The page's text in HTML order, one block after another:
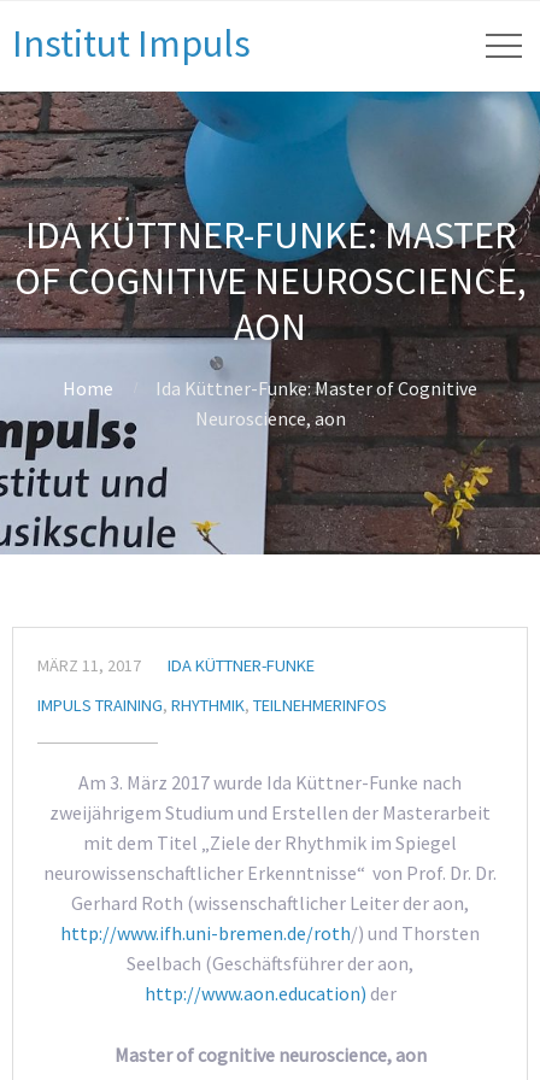
Institut Impuls
IDA KÜTTNER-FUNKE: MASTER
OF COGNITIVE NEUROSCIENCE,
AON
Home
Ida Küttner-Funke: Master of Cognitive
Neuroscience, aon
MÄRZ 11, 2017
IDA KÜTTNER-FUNKE
IMPULS TRAINING, RHYTHMIK, TEILNEHMERINFOS
Am 3. März 2017 wurde Ida Küttner-Funke nach
zweijährigem Studium und Erstellen der Masterarbeit
mit dem Titel „Ziele der Rhythmik im Spiegel
neurowissenschaftlicher Erkenntnisse“ von Prof. Dr. Dr.
Gerhard Roth (wissenschaftlicher Leiter der aon,
http://www.ifh.uni-bremen.de/roth/) und Thorsten
Seelbach (Geschäftsführer der aon,
http://www.aon.education) der
Master of cognitive neuroscience, aon